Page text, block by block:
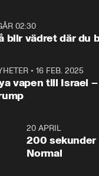
02:30
blir vädret där du
• 16 FEB. 2025
vapen till Israel
4:2320 APRIL
200 sekunder
Normal